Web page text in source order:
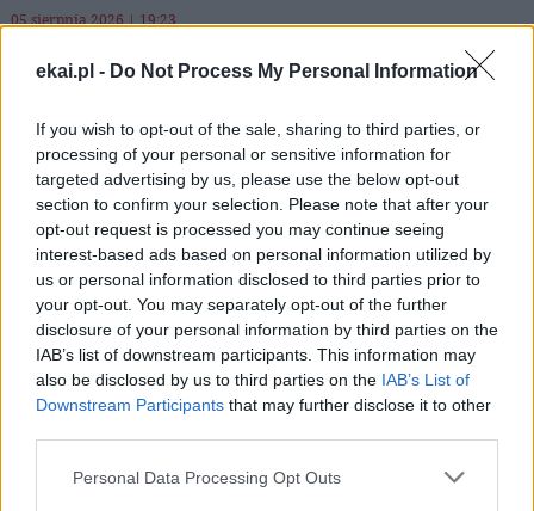
ekai.pl - Do Not Process My Personal Information
If you wish to opt-out of the sale, sharing to third parties, or
processing of your personal or sensitive information for
targeted advertising by us, please use the below opt-out
section to confirm your selection. Please note that after your
opt-out request is processed you may continue seeing
interest-based ads based on personal information utilized by
us or personal information disclosed to third parties prior to
your opt-out. You may separately opt-out of the further
disclosure of your personal information by third parties on the
IAB’s list of downstream participants. This information may
also be disclosed by us to third parties on the IAB’s List of
Downstream Participants that may further disclose it to other
Personal Data Processing Opt Outs
05 sierpnia 2026 | 19:23
Coraz więcej ataków na chrześcijan w Europie. Anja Tang:
problem przez lata był niedostrzegany
Popularne